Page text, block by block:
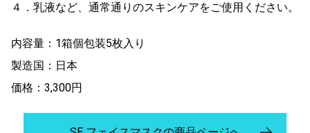
４．乳液など、通常通りのスキンケアをご使用ください。
内容量：1箱個包装5枚入り
製造国：日本
価格：3,300円